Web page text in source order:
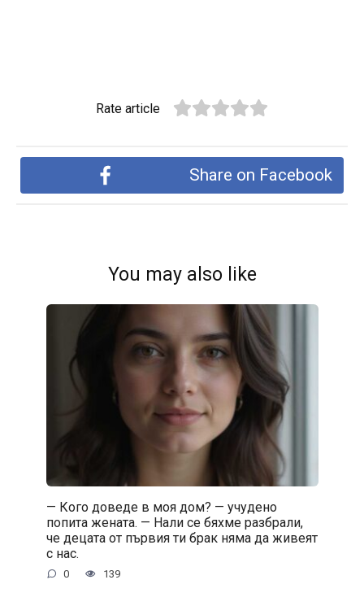
Rate article
Share on Facebook
You may also like
— Кого доведе в моя дом? — учудено
попита жената. — Нали се бяхме разбрали,
че децата от първия ти брак няма да живеят
с нас.
0 139